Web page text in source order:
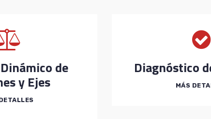
de
y Ejes
Diagnóstico
MÁS